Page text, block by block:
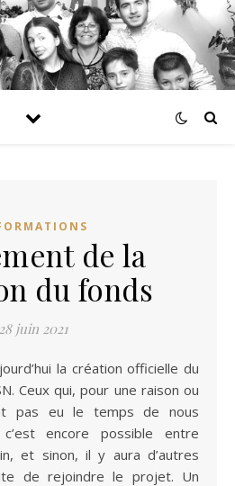
de la
du fonds
28 juin 2021
Ceux qui, pour une raison ou
pas eu le temps de nous
encore possible entre
et sinon, il y aura d’autres
de rejoindre le projet. Un